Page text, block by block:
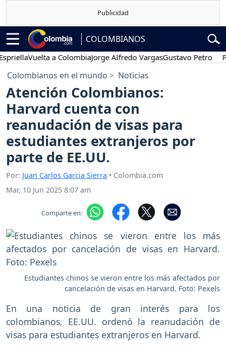
COLOMBIANOS
Vuelta a ColombiaJorge Alfredo VargasGustavo Petro
Colombianos en el mundo Noticias
Atención Colombianos:
Harvard cuenta con
reanudación de visas para
estudiantes extranjeros por
parte de EE.UU.
Por: Juan Carlos Garcia Sierra • Colombia.com
Mar, 10 Jun 2025 8:07 am
Comparte en:
Estudiantes chinos se vieron entre los más afectados por
cancelación de visas en Harvard. Foto: Pexels
En una noticia de gran interés para los
colombianos, EE.UU. ordenó la reanudación de
visas para estudiantes extranjeros en Harvard.